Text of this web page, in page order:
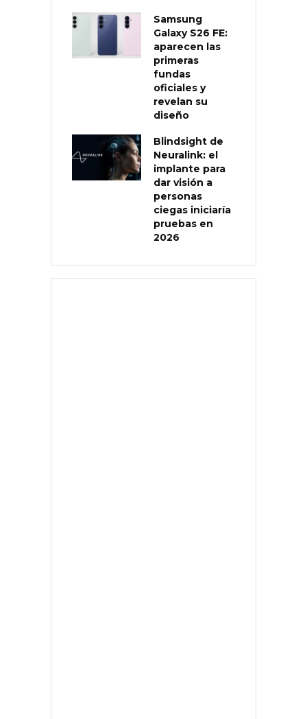
Samsung
Galaxy S26 FE:
aparecen las
primeras
fundas
oficiales y
revelan su
diseño
Blindsight de
Neuralink: el
implante para
dar visión a
personas
ciegas iniciaría
pruebas en
2026